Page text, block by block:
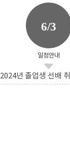
6/3
일정안내
2024년 졸업생 선배